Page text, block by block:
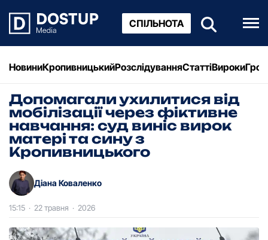
СПІЛЬНОТА
НовиниКропивницькийРозслідуванняСтаттіВироки
Допомагали ухилитися від
мобілізації через фіктивне
навчання: суд виніс вирок
матері та сину з
Кропивницького
Діана Коваленко
15:15 · 22 травня · 2026